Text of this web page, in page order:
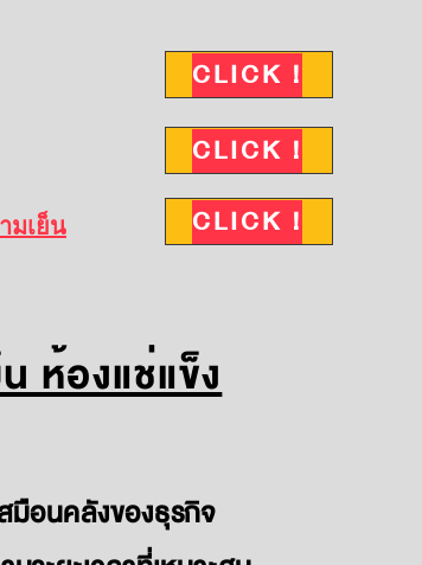
CLICK !
CLICK !
มเย็น CLICK !
ห้องแช่แข็ง
มือนคลังของธุรกิจ